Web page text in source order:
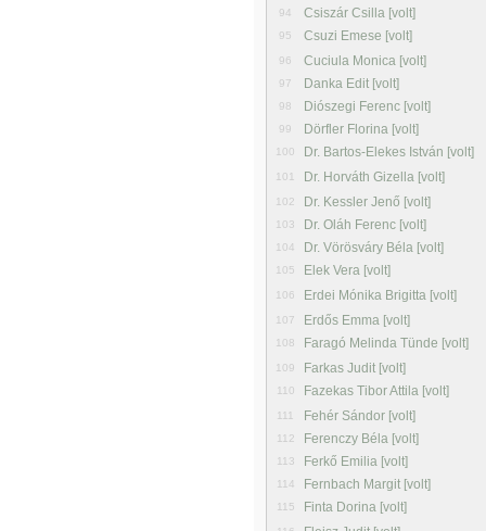
94 Csiszár Csilla [volt]
95 Csuzi Emese [volt]
96 Cuciula Monica [volt]
97 Danka Edit [volt]
98 Diószegi Ferenc [volt]
99 Dörfler Florina [volt]
100 Dr. Bartos-Elekes István [volt]
101 Dr. Horváth Gizella [volt]
102 Dr. Kessler Jenő [volt]
103 Dr. Oláh Ferenc [volt]
104 Dr. Vörösváry Béla [volt]
105 Elek Vera [volt]
106 Erdei Mónika Brigitta [volt]
107 Erdős Emma [volt]
108 Faragó Melinda Tünde [volt]
109 Farkas Judit [volt]
110 Fazekas Tibor Attila [volt]
111 Fehér Sándor [volt]
112 Ferenczy Béla [volt]
113 Ferkő Emilia [volt]
114 Fernbach Margit [volt]
115 Finta Dorina [volt]